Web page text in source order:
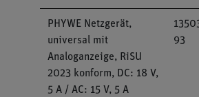
PHYWE Netzgerät,
universal mit
Analoganzeige, RiSU
2023 konform, DC: 18 V,
5 A / AC: 15 V, 5 A
93